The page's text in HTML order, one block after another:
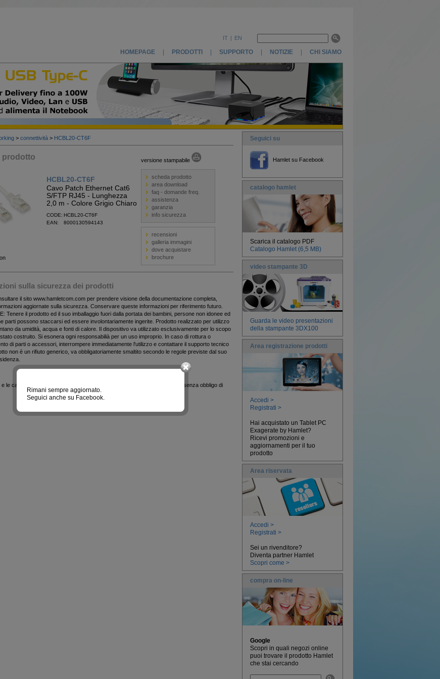
IT | EN
HOMEPAGE PRODOTTI SUPPORTO NOTIZIE CHI SIAMO
> connettività > HCBL20-CT6F
prodotto
HCBL20-CT6F
Cavo Patch Ethernet Cat6
S/FTP RJ45 - Lunghezza
2,0 m - Colore Grigio Chiaro
CODE: HCBL20-CT6F
EAN: 8000130594143
versione stampabile
scheda prodotto
area download
faq - domande freq.
assistenza
garanzia
info sicurezza
recensioni
galleria immagini
dove acquistare
brochure
sulla sicurezza dei prodotti
il sito www.hamletcom.com per prendere visione della documentazione completa,
aggiornate sulla sicurezza. Conservare queste informazioni per riferimento futuro.
Tenere il prodotto ed il suo imballaggio fuori dalla portata dei bambini, persone non idonee ed
parti possono staccarsi ed essere involontariamente ingerite. Prodotto realizzato per utilizzo
da umidità, acqua e fonti di calore. Il dispositivo va utilizzato esclusivamente per lo scopo
costruito. Si esonera ogni responsabilià per un uso improprio. In caso di rottura o
di parti o accessori, interrompere immediatamente l'utilizzo e contattare il supporto tecnico
non è un rifiuto generico, va obbligatoriamente smaltito secondo le regole previste dal suo
e le caratteristiche esteriori del prodotto sono indicative e possono variare senza obbligo di
Seguici su
Hamlet su Facebook
catalogo hamlet
Scarica il catalogo PDF
Catalogo Hamlet (6,5 MB)
video stampante 3D
Guarda le video presentazioni
della stampante 3DX100
Area registrazione prodotti
Accedi >
Registrati >
Hai acquistato un Tablet PC
Exagerate by Hamlet?
Ricevi promozioni e
aggiornamenti per il tuo
prodotto
Area riservata
Accedi >
Registrati >
Sei un rivenditore?
Diventa partner Hamlet
Scopri come >
compra on-line
Google
Scopri in quali negozi online
puoi trovare il prodotto Hamlet
che stai cercando
Rimani sempre aggiornato.
Seguici anche su Facebook.